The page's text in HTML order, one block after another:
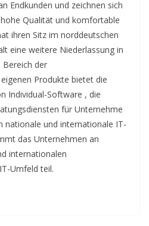
Endkunden und zeichnen sich
Qualität und komfortable
ihren Sitz im norddeutschen
eine weitere Niederlassung in
Bereich der
Produkte bietet die
Individual-Software , die
für Unternehme
nationale und internationale IT-
das Unternehmen an
internationalen
Umfeld teil.